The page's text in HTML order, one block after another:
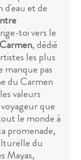
d'eau et de
toi vers le
, dédié
les plus
manque pas
du Carmen
valeurs
que
le monde à
promenade,
du
Mayas,